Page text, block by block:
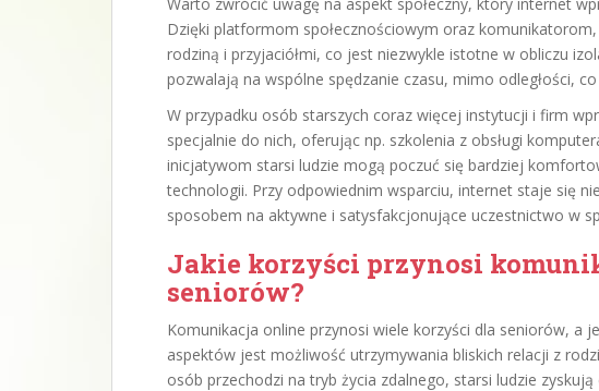
Dzięki platformom społecznościowym oraz
rodziną i przyjaciółmi, co jest niezwykle istotne w obliczu
pozwalają na wspólne spędzanie czasu, mimo odległości,
W przypadku osób starszych coraz więcej instytucji i firm
specjalnie do nich, oferując np. szkolenia z obsługi
inicjatywom starsi ludzie mogą poczuć się bardziej
technologii. Przy odpowiednim wsparciu, internet staje się
sposobem na aktywne i satysfakcjonujące uczestnictwo w
Jakie korzyści przynosi
seniorów?
Komunikacja online przynosi wiele korzyści dla seniorów, a
aspektów jest możliwość utrzymywania bliskich relacji z
osób przechodzi na tryb życia zdalnego, starsi ludzie